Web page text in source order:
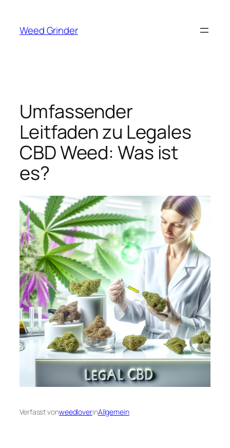
springen
Weed Grinder
Umfassender
Leitfaden zu Legales
CBD Weed: Was ist
es?
Verfasst vonweedloverinAllgemein